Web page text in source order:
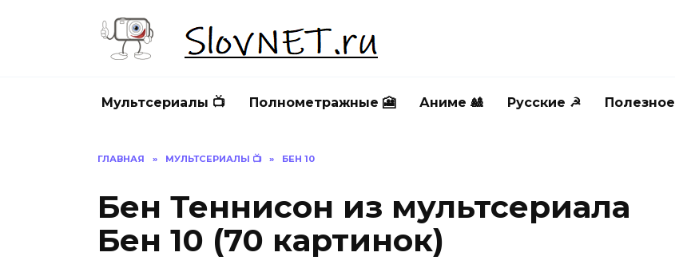
Мультсериалы 📺 Полнометражные 🎦 Аниме 🎎 Русские ☭ Полезное
ГЛАВНАЯ » МУЛЬТСЕРИАЛЫ 📺 » БЕН 10
Бен Теннисон из мультсериала
Бен 10 (70 картинок)